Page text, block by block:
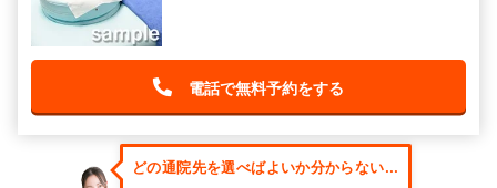
電話で無料予約をする
どの通院先を選べばよいか分からない...